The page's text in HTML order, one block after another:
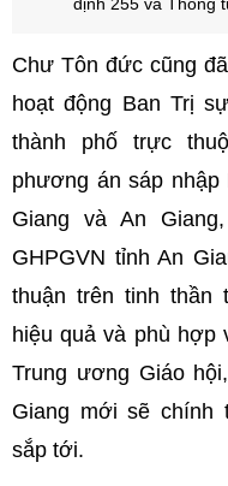
định 255 và Thông
Chư Tôn đức cũng
hoạt động Ban Trị
thành phố trực
phương án sáp nhập
Giang và An
GHPGVN tỉnh An
thuận trên tinh thần
hiệu quả và phù hợp
Trung ương Giáo
Giang mới sẽ chính
sắp tới.